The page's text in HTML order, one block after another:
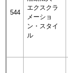
544
エクスクラ
メーショ
ン・スタイ
ル